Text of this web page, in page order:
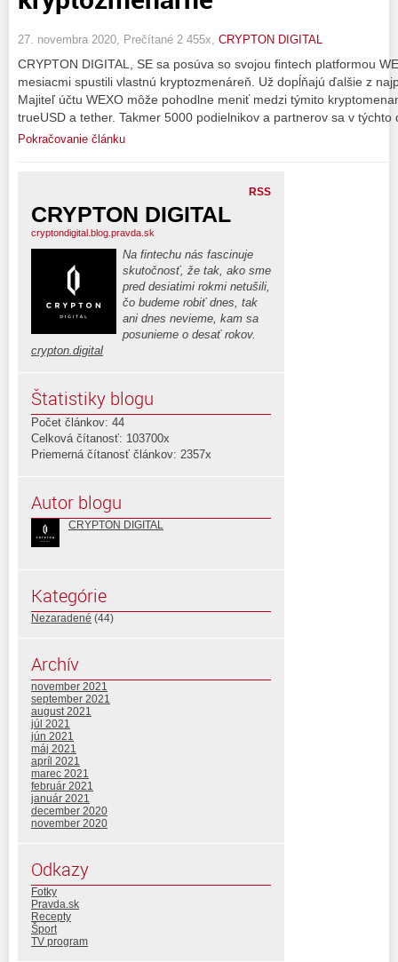
27. novembra 2020, Prečítané 2 455x, CRYPTON DIGITAL
CRYPTON DIGITAL, SE sa posúva so svojou fintech platformou
mesiacmi spustili vlastnú kryptozmenáreň. Už dopĺňajú ďalšie z
Majiteľ účtu WEXO môže pohodlne meniť medzi týmito
trueUSD a tether. Takmer 5000 podielnikov a partnerov sa v
Pokračovanie článku
RSS
CRYPTON DIGITAL
cryptondigital.blog.pravda.sk
Na fintechu nás fascinuje
skutočnosť, že tak, ako sme
pred desiatimi rokmi netušili,
čo budeme robiť dnes, tak
ani dnes nevieme, kam sa
posunieme o desať rokov.
crypton.digital
Štatistiky blogu
Počet článkov: 44
Celková čítanosť: 103700x
Priemerná čítanosť článkov: 2357x
Autor blogu
CRYPTON DIGITAL
Kategórie
Nezaradené (44)
Archív
november 2021
september 2021
august 2021
júl 2021
jún 2021
máj 2021
apríl 2021
marec 2021
február 2021
január 2021
december 2020
november 2020
Odkazy
Fotky
Pravda.sk
Recepty
Šport
TV program